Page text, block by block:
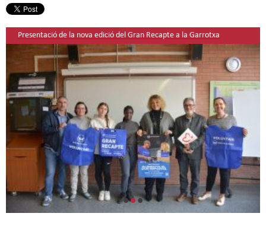
Presentació de la nova edició del Gran Recapte a la Garrotxa
•••